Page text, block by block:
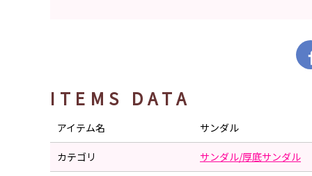
ITEMS DATA
アイテム名 サンダル
カテゴリ サンダル/厚底サンダル